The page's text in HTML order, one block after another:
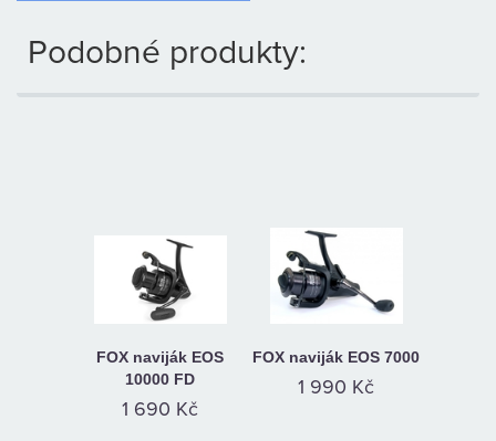
Podobné produkty:
FOX naviják EOS
10000 FD
1 690 Kč
FOX naviják EOS 7000
1 990 Kč